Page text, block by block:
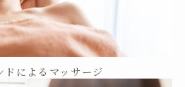
ドによるマッサージ